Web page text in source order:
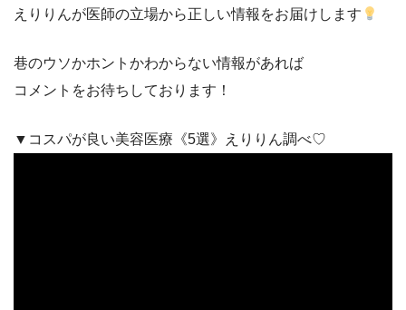
えりりんが医師の立場から正しい情報をお届けします
巷のウソかホントかわからない情報があれば
コメントをお待ちしております！
▼コスパが良い美容医療《5選》えりりん調べ♡